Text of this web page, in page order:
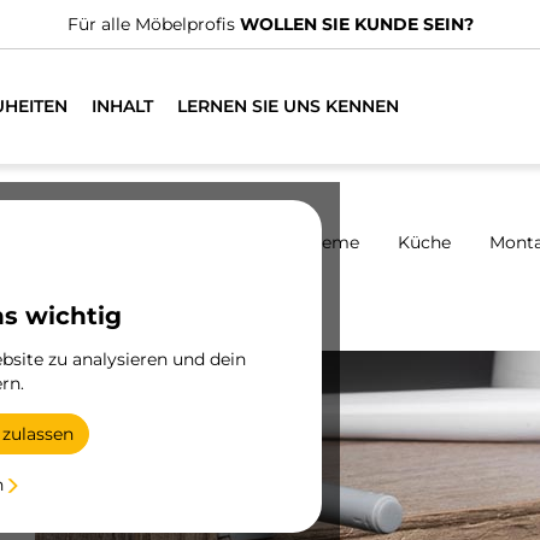
INHALT LERNEN SIE UNS KENNEN
wichtig
zu analysieren und dein
Schiebesysteme Küche